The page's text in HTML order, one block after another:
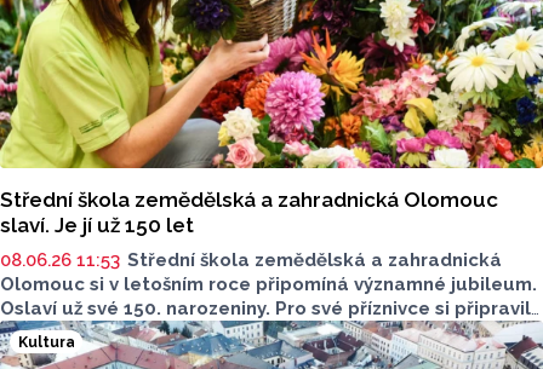
Střední škola zemědělská a zahradnická Olomouc
slaví. Je jí už 150 let
08.06.26 11:53 Střední škola zemědělská a zahradnická
Olomouc si v letošním roce připomíná významné jubileum.
Oslaví už své 150. narozeniny. Pro své příznivce si připravila
zajímavý kulturní program, proběhne už 20. června. Co na
vás čeká?
Kultura